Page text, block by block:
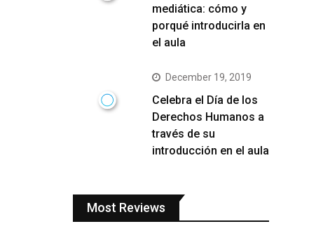
mediática: cómo y
porqué introducirla en
el aula
December 19, 2019
Celebra el Día de los
Derechos Humanos a
través de su
introducción en el aula
Most Reviews